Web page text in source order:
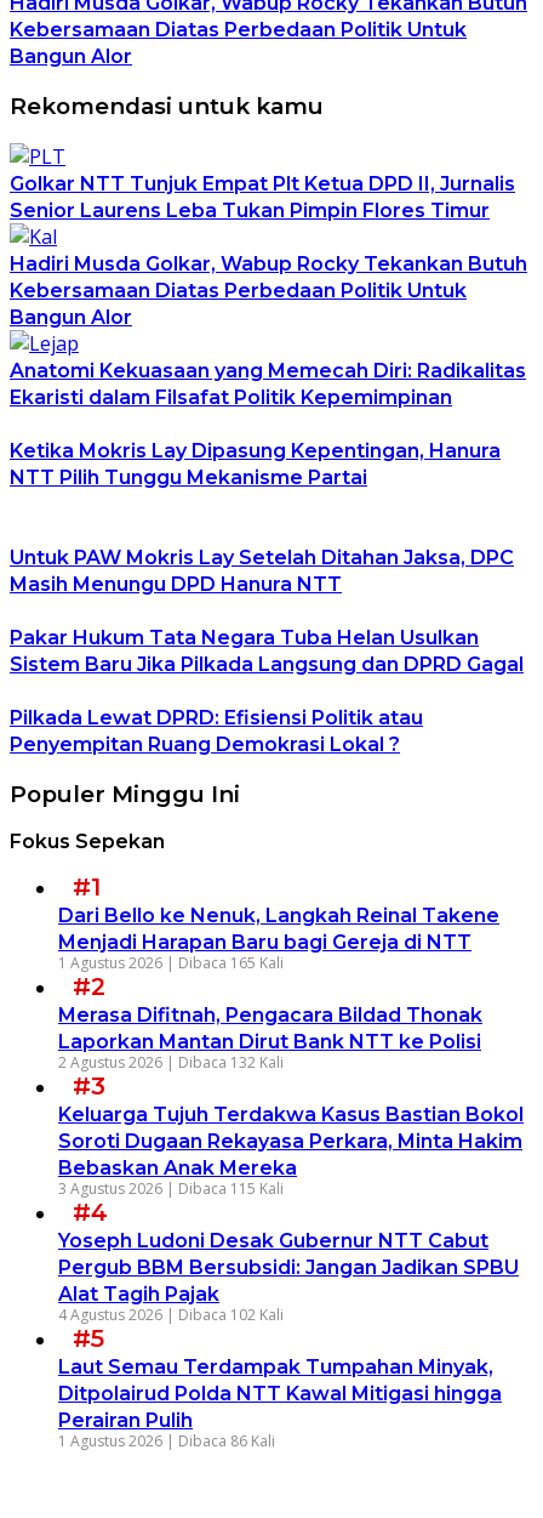
Kebersamaan Diatas Perbedaan Politik Untuk
Bangun Alor
Rekomendasi untuk kamu
Golkar NTT Tunjuk Empat Plt Ketua DPD II, Jurnalis
Senior Laurens Leba Tukan Pimpin Flores Timur
Hadiri Musda Golkar, Wabup Rocky Tekankan Butuh
Kebersamaan Diatas Perbedaan Politik Untuk
Bangun Alor
Anatomi Kekuasaan yang Memecah Diri: Radikalitas
Ekaristi dalam Filsafat Politik Kepemimpinan
Ketika Mokris Lay Dipasung Kepentingan, Hanura
NTT Pilih Tunggu Mekanisme Partai
Untuk PAW Mokris Lay Setelah Ditahan Jaksa, DPC
Masih Menungu DPD Hanura NTT
Pakar Hukum Tata Negara Tuba Helan Usulkan
Sistem Baru Jika Pilkada Langsung dan DPRD Gagal
Pilkada Lewat DPRD: Efisiensi Politik atau
Penyempitan Ruang Demokrasi Lokal ?
Populer Minggu Ini
Fokus Sepekan
#1
Dari Bello ke Nenuk, Langkah Reinal Takene
Menjadi Harapan Baru bagi Gereja di NTT
1 Agustus 2026 | Dibaca 165 Kali
#2
Merasa Difitnah, Pengacara Bildad Thonak
Laporkan Mantan Dirut Bank NTT ke Polisi
2 Agustus 2026 | Dibaca 132 Kali
#3
Keluarga Tujuh Terdakwa Kasus Bastian Bokol
Soroti Dugaan Rekayasa Perkara, Minta Hakim
Bebaskan Anak Mereka
3 Agustus 2026 | Dibaca 115 Kali
#4
Yoseph Ludoni Desak Gubernur NTT Cabut
Pergub BBM Bersubsidi: Jangan Jadikan SPBU
Alat Tagih Pajak
4 Agustus 2026 | Dibaca 102 Kali
#5
Laut Semau Terdampak Tumpahan Minyak,
Ditpolairud Polda NTT Kawal Mitigasi hingga
Perairan Pulih
1 Agustus 2026 | Dibaca 86 Kali